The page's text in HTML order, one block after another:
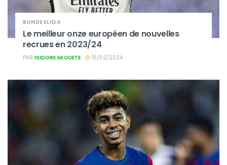
BUNDESLIGA
Le meilleur onze européen de nouvelles
recrues en 2023/24
PAR ISIDORE AKOUETE 15/02/2024